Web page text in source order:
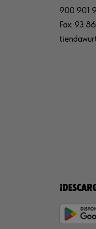
900 901
Fax: 93